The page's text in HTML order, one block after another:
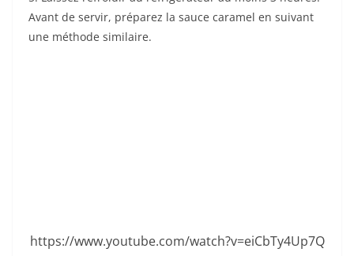
Avant de servir, préparez la sauce caramel en suivant
une méthode similaire.
https://www.youtube.com/watch?v=eiCbTy4Up7Q